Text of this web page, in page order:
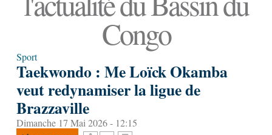
Congo
Sport
Taekwondo : Me Loïck Okamba
veut redynamiser la ligue de
Brazzaville
Dimanche 17 Mai 2026 - 12:15